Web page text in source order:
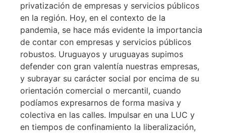
privatización de empresas y servicios públicos
en la región. Hoy, en el contexto de la
pandemia, se hace más evidente la importancia
de contar con empresas y servicios públicos
robustos. Uruguayos y uruguayas supimos
defender con gran valentía nuestras empresas,
y subrayar su carácter social por encima de su
orientación comercial o mercantil, cuando
podíamos expresarnos de forma masiva y
colectiva en las calles. Impulsar en una LUC y
en tiempos de confinamiento la liberalización,